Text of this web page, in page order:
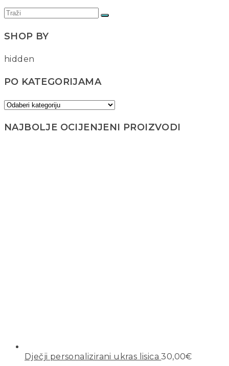
SHOP BY
hidden
PO KATEGORIJAMA
NAJBOLJE OCIJENJENI PROIZVODI
Dječji personalizirani ukras lisica 30,00€